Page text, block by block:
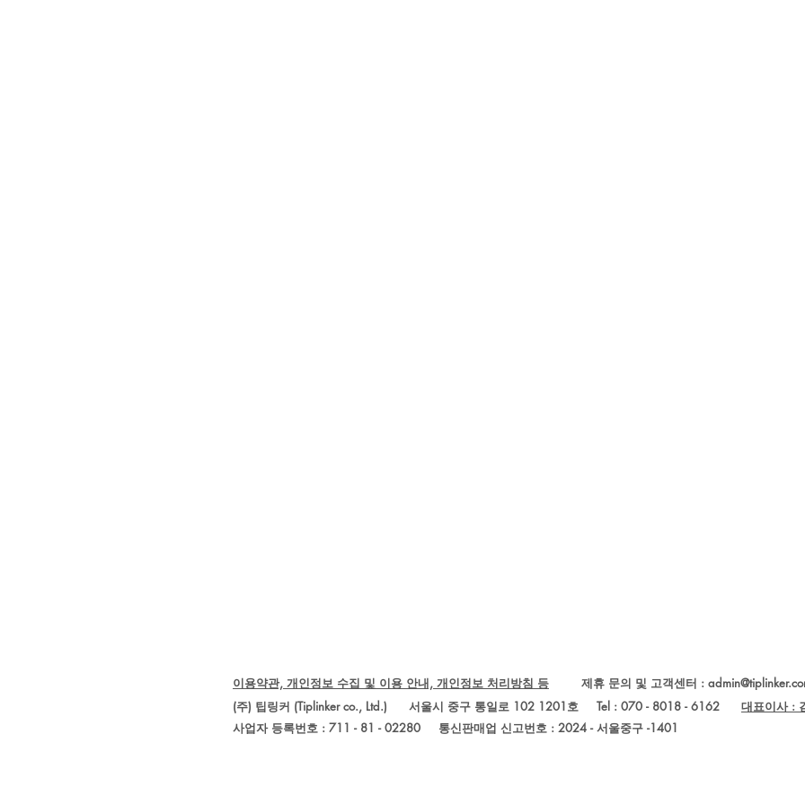
이용약관, 개인정보 수집 및 이용 안내, 개인정보 처리방침 등 제휴 문의 및 고객센터 :
(주) 팁링커 (Tiplinker co., Ltd.) 서울시 중구 통일로 102 1201호 Tel : 070 - 8018 - 6162 대표이사 :
사업자 등록번호 : 711 - 81 - 02280 통신판매업 신고번호 : 2024 - 서울중구 -1401